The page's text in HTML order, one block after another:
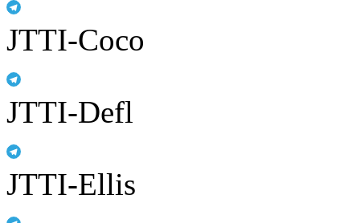
JTTI-Coco
JTTI-Defl
JTTI-Ellis